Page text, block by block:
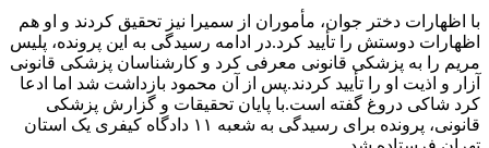
با اظهارات دختر جوان، مأموران از سمیرا نیز تحقیق کردند و او هم
اظهارات دوستش را تأیید کرد.در ادامه رسیدگی به این پرونده، پلیس
مریم را به پزشکی قانونی معرفی کرد و کارشناسان پزشکی قانونی
آزار و اذیت او را تأیید کردند.پس از آن محمود بازداشت شد اما ادعا
کرد شاکی دروغ گفته است.با پایان تحقیقات و گزارش پزشکی
قانونی، پرونده برای رسیدگی به شعبه ۱۱ دادگاه کیفری یک استان